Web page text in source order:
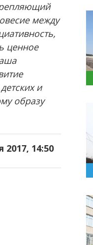
между
ценное
и
образу
2017, 14:50